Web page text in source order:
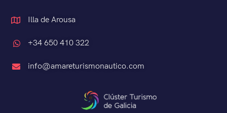
Illa de Arousa
+34 650 410 322
info@amareturismonautico.com